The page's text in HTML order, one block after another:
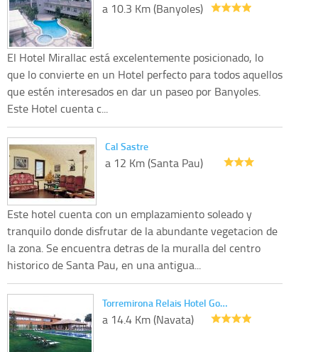
a 10.3 Km (Banyoles)
El Hotel Mirallac está excelentemente posicionado, lo
que lo convierte en un Hotel perfecto para todos aquellos
que estén interesados en dar un paseo por Banyoles.
Este Hotel cuenta c...
Cal Sastre
a 12 Km (Santa Pau)
Este hotel cuenta con un emplazamiento soleado y
tranquilo donde disfrutar de la abundante vegetacion de
la zona. Se encuentra detras de la muralla del centro
historico de Santa Pau, en una antigua...
Torremirona Relais Hotel Go…
a 14.4 Km (Navata)